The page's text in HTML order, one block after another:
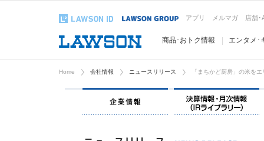
アプリ メルマガ 店舗･
商品･おトク情報 エンタメ･
Home 会社情報 ニュースリリース 「まちかど厨房」の米を
企業情報